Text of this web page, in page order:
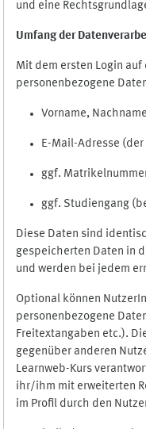
und eine
Umfang der
Mit dem ersten Login
personenbezogene
Vorname, Nachname
E-Mail-Adresse (der
ggf.
ggf. Studiengang
Diese Daten sind
gespeicherten Daten in
und werden bei jedem
Optional können
personenbezogene
Freitextangaben etc.).
gegenüber anderen
Learnweb-Kurs
ihr/ihm mit erweiterten
im Profil durch den